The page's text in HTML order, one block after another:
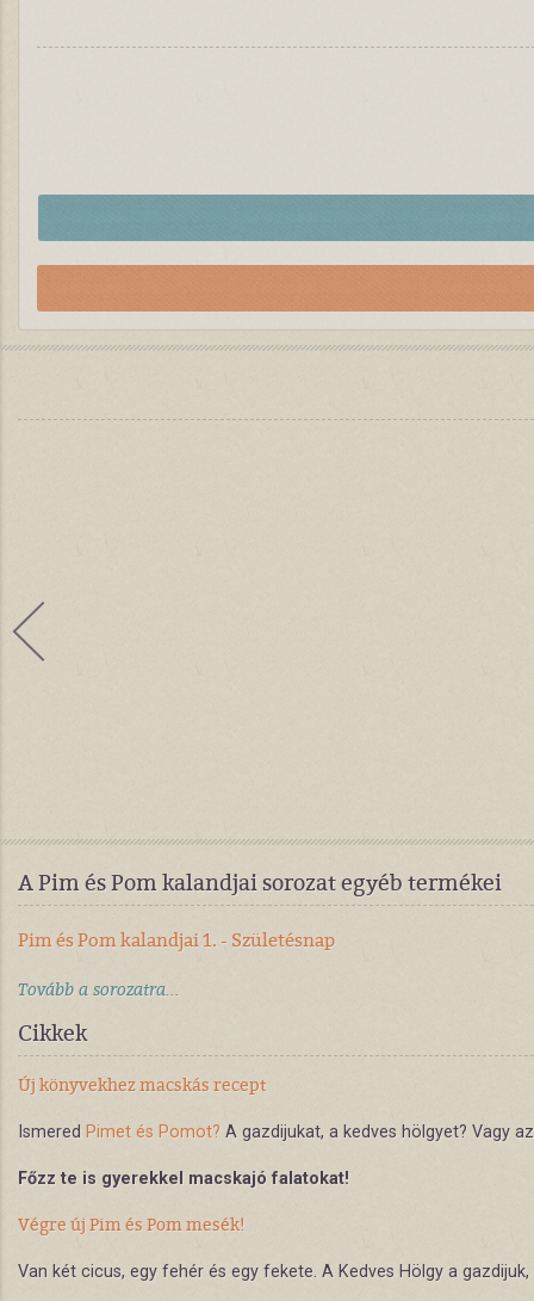
A Pim és Pom kalandjai sorozat egyéb termékei
Pim és Pom kalandjai 1. - Születésnap
Tovább a sorozatra...
Cikkek
Új könyvekhez macskás recept
Ismered Pimet és Pomot? A gazdijukat, a kedves hölgyet? Vagy
Főzz te is gyerekkel macskajó falatokat!
Végre új Pim és Pom mesék!
Van két cicus, egy fehér és egy fekete. A Kedves Hölgy a